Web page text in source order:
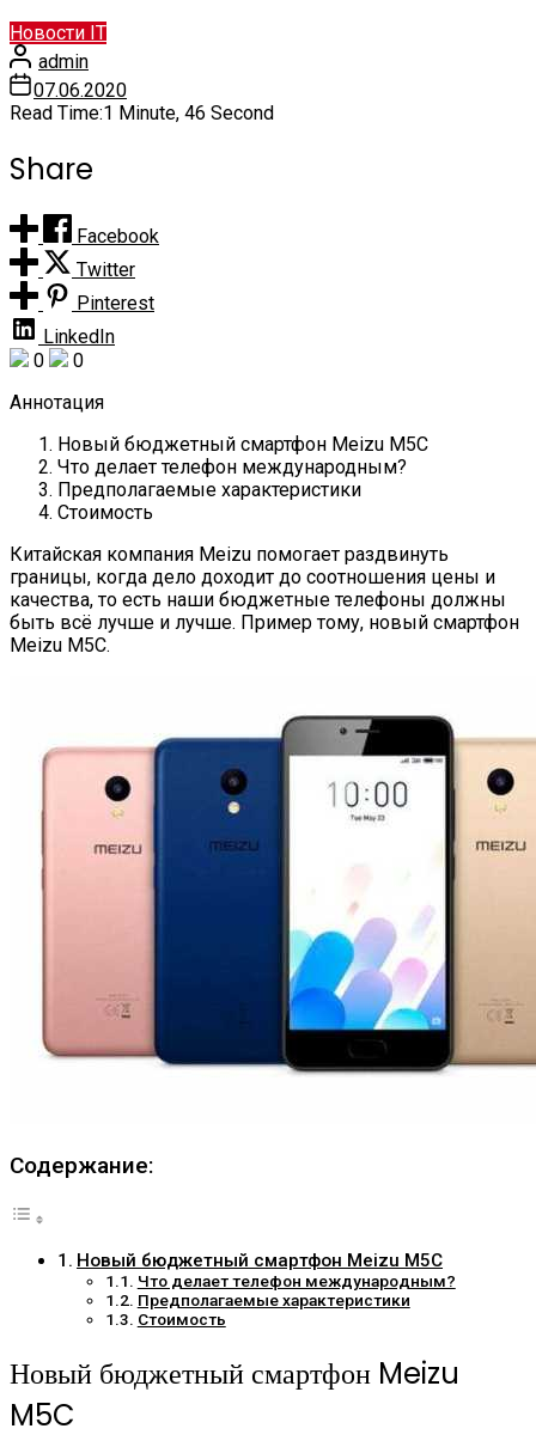
Новости IT
admin
07.06.2020
Read Time:1 Minute, 46 Second
Share
Facebook
Twitter
Pinterest
LinkedIn
0
0
Аннотация
Новый бюджетный смартфон Meizu M5C
Что делает телефон международным?
Предполагаемые характеристики
Стоимость
Китайская компания Meizu помогает раздвинуть
границы, когда дело доходит до соотношения цены и
качества, то есть наши бюджетные телефоны должны
быть всё лучше и лучше. Пример тому, новый смартфон
Meizu M5C.
Содержание:
Новый бюджетный смартфон Meizu M5C
Что делает телефон международным?
Предполагаемые характеристики
Стоимость
Новый бюджетный смартфон Meizu
M5C